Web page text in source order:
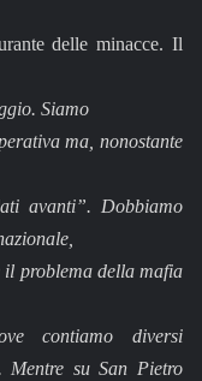
delle minacce. Il
Siamo
ma, nonostante
avanti”. Dobbiamo
il problema della mafia
contiamo diversi
Mentre su San Pietro